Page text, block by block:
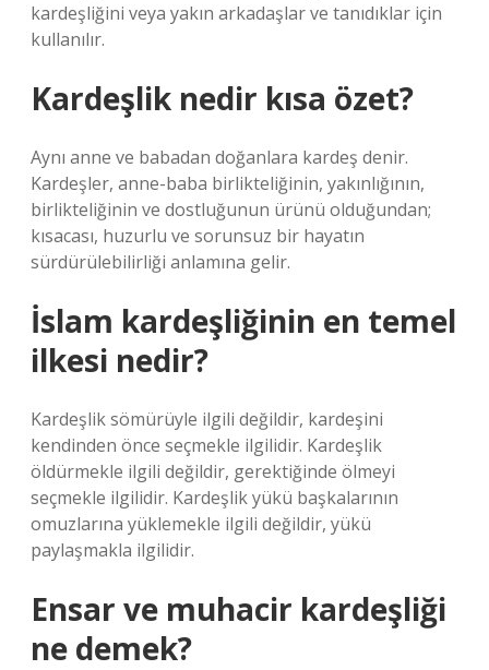
kardeşliğini veya yakın arkadaşlar ve tanıdıklar için
kullanılır.
Kardeşlik nedir kısa özet?
Aynı anne ve babadan doğanlara kardeş denir.
Kardeşler, anne-baba birlikteliğinin, yakınlığının,
birlikteliğinin ve dostluğunun ürünü olduğundan;
kısacası, huzurlu ve sorunsuz bir hayatın
sürdürülebilirliği anlamına gelir.
İslam kardeşliğinin en temel
ilkesi nedir?
Kardeşlik sömürüyle ilgili değildir, kardeşini
kendinden önce seçmekle ilgilidir. Kardeşlik
öldürmekle ilgili değildir, gerektiğinde ölmeyi
seçmekle ilgilidir. Kardeşlik yükü başkalarının
omuzlarına yüklemekle ilgili değildir, yükü
paylaşmakla ilgilidir.
Ensar ve muhacir kardeşliği
ne demek?